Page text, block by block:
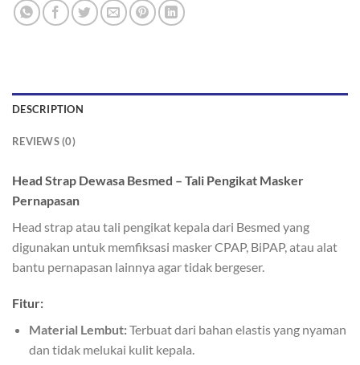
DESCRIPTION
REVIEWS (0)
Head Strap Dewasa Besmed – Tali Pengikat Masker
Pernapasan
Head strap atau tali pengikat kepala dari Besmed yang
digunakan untuk memfiksasi masker CPAP, BiPAP, atau alat
bantu pernapasan lainnya agar tidak bergeser.
Fitur:
Material Lembut:Terbuat dari bahan elastis yang nyaman
dan tidak melukai kulit kepala.